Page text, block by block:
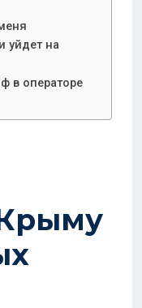
уйдет на
в операторе